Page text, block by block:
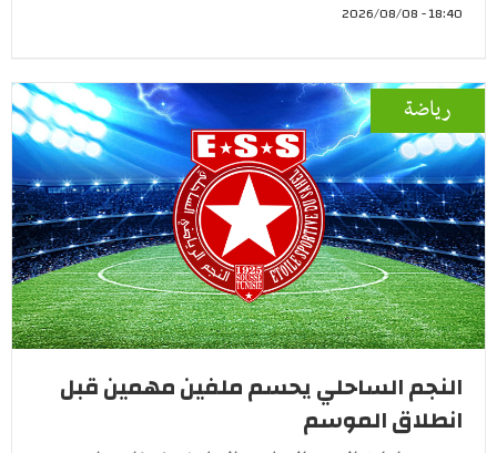
18:40 - 2026/08/08
رياضة
النجم الساحلي يحسم ملفين مهمين قبل
انطلاق الموسم